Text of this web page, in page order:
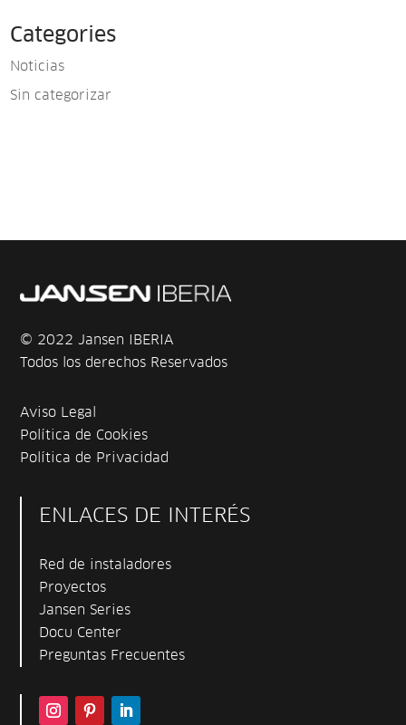
Categories
Noticias
Sin categorizar
© 2022 Jansen IBERIA
Todos los derechos Reservados
Aviso Legal
Política de Cookies
Política de Privacidad
ENLACES DE INTERÉS
Red de instaladores
Proyectos
Jansen Series
Docu Center
Preguntas Frecuentes